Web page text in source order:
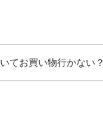
てお買い物行かない？